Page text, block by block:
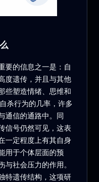
要的信息之一是：自
度遗传，并且与其他
些塑造情绪、思维和
杀行为的几率，许多
通信的通路中。同
信号仍然可见，这表
一定程度上有其自身
用于个体层面的预
社会压力的作用。
特遗传结构，这项研